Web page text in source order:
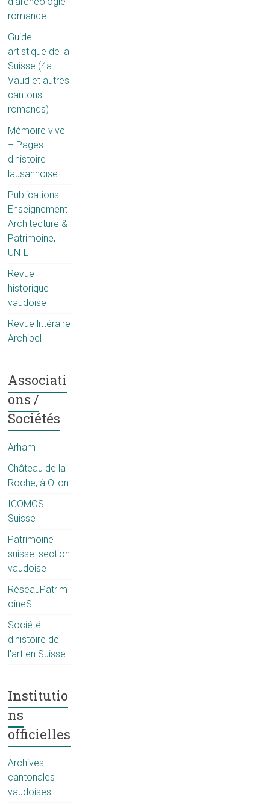
romande
Guide
artistique de la
Suisse (4a.
Vaud et autres
cantons
romands)
Mémoire vive
– Pages
d'histoire
lausannoise
Publications
Enseignement
Architecture &
Patrimoine,
UNIL
Revue
historique
vaudoise
Revue littéraire
Archipel
Associati
ons /
Sociétés
Arham
Château de la
Roche, à Ollon
ICOMOS
Suisse
Patrimoine
suisse: section
vaudoise
RéseauPatrim
oineS
Société
d'histoire de
l'art en Suisse
Institutio
ns
officielles
Archives
cantonales
vaudoises